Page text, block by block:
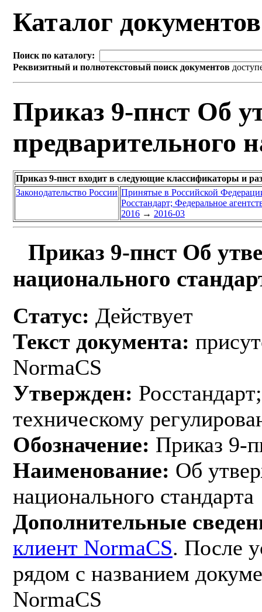
Каталог
Поиск по каталогу:
Реквизитный и полнотекстовый поиск документов
Приказ 9-пнст Об
предварительного
Приказ 9-пнст входит в следующие классификаторы и
Законодательство России Принятые в Российской
Росстандарт; Федеральное
2016 → 2016-03
Приказ 9-пнст Об
национального
Статус: Действует
Текст документа:
NormaCS
Утвержден:
техническому
Обозначение: Приказ 9-
Наименование: Об
национального стандарта
Дополнительные
клиент NormaCS. После
рядом с названием
NormaCS